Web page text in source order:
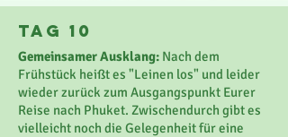
TaG 10
Gemeinsamer Ausklang: Nach dem
Frühstück heißt es "Leinen los" und leider
wieder zurück zum Ausgangspunkt Eurer
Reise nach Phuket. Zwischendurch gibt es
vielleicht noch die Gelegenheit für eine